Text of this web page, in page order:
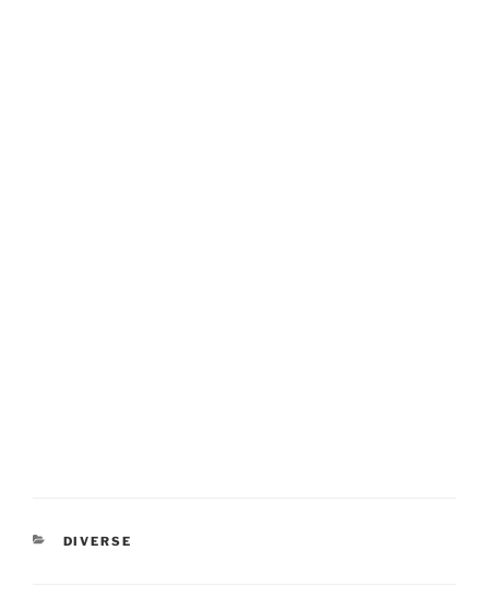
CATEGORIES
DIVERSE